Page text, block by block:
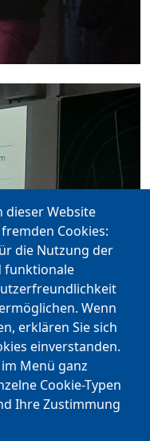
dieser Website
Cookies:
die Nutzung der
funktionale
Wenn
erklären Sie sich
einverstanden.
Menü ganz
Cookie-Typen
Ihre Zustimmung